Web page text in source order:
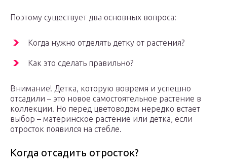
Поэтому существует два основных вопроса:
Когда нужно отделять детку от растения?
Как это сделать правильно?
Внимание! Детка, которую вовремя и успешно
отсадили – это новое самостоятельное растение в
коллекции. Но перед цветоводом нередко встает
выбор – материнское растение или детка, если
отросток появился на стебле.
Когда отсадить отросток?